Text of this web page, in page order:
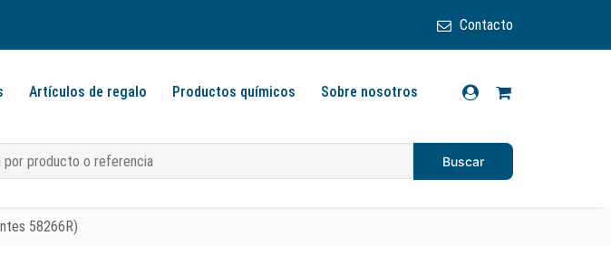
Contacto
Artículos de regalo Productos químicos Sobre nosotros
58266R)